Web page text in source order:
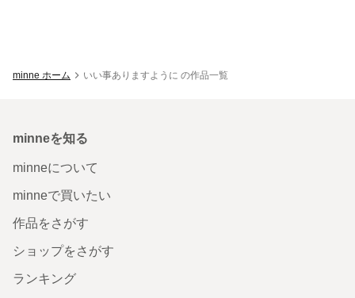
minne ホーム いい事ありますように の作品一覧
minneを知る
minneについて
minneで買いたい
作品をさがす
ショップをさがす
ランキング